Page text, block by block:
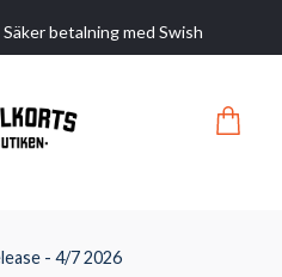
betalning med Swish
- 4/7 2026